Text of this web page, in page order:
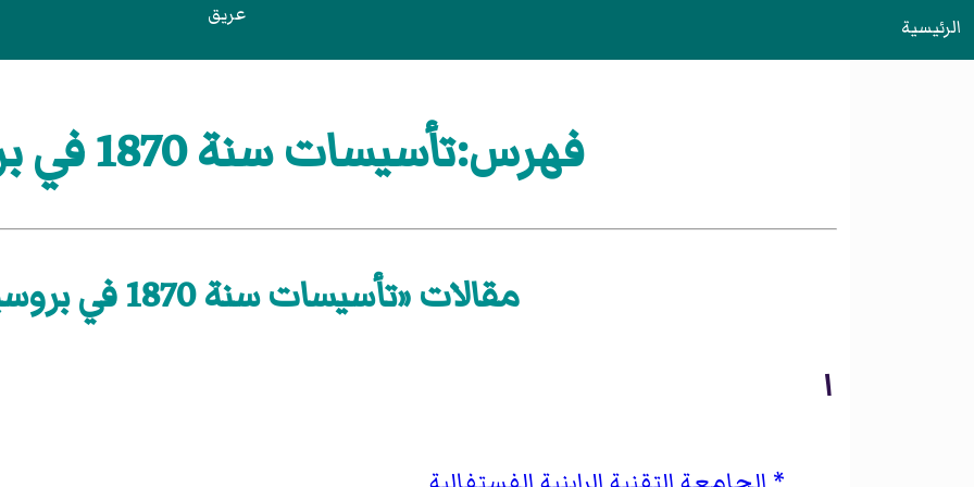
الرئيسية عريق
فهرس:تأسيسات سنة 1870 في بروسيا
مقالات «تأسيسات سنة 1870 في بروسيا»
ا